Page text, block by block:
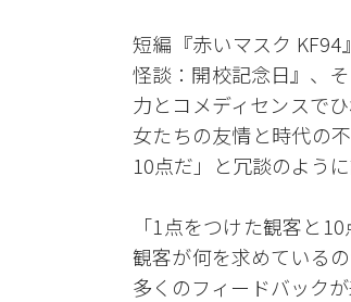
短編『赤いマスク
怪談：開校記念日』、
力とコメディセンスで
女たちの友情と時代の
10点だ」と冗談のよう
「1点をつけた観客と
観客が何を求めている
多くのフィードバック